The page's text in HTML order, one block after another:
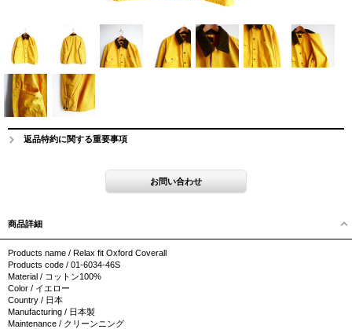
返品特約に関する重要事項
商品詳細
Products name / Relax fit Oxford Coverall
Products code / 01-6034-46S
Material / コットン100%
Color / イエロー
Country / 日本
Manufacturing / 日本製
Maintenance / クリーンニング